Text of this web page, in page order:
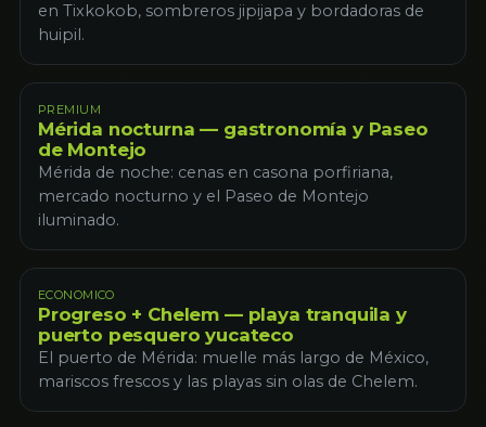
en Tixkokob, sombreros jipijapa y bordadoras de
huipil.
PREMIUM
Mérida nocturna — gastronomía y Paseo
de Montejo
Mérida de noche: cenas en casona porfiriana,
mercado nocturno y el Paseo de Montejo
iluminado.
ECONOMICO
Progreso + Chelem — playa tranquila y
puerto pesquero yucateco
El puerto de Mérida: muelle más largo de México,
mariscos frescos y las playas sin olas de Chelem.